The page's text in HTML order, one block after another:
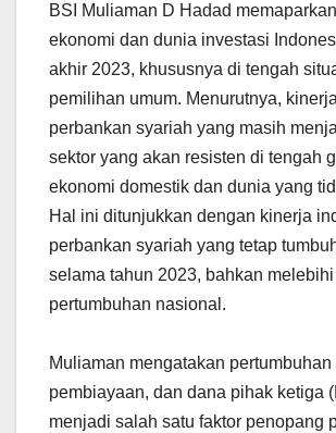
BSI Muliaman D Hadad
ekonomi dan dunia investasi
akhir 2023, khususnya di tengah
pemilihan umum. Menurutnya,
perbankan syariah yang masih
sektor yang akan resisten di tengah
ekonomi domestik dan dunia yang
Hal ini ditunjukkan dengan kinerja
perbankan syariah yang tetap
selama tahun 2023, bahkan melebihi
pertumbuhan nasional.
Muliaman mengatakan pertumbuhan
pembiayaan, dan dana pihak ketiga
menjadi salah satu faktor penopang